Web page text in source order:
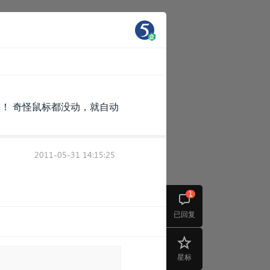
已回复
1
星标
奇怪鼠标都没动，就自动
2011-05-31 14:15:25